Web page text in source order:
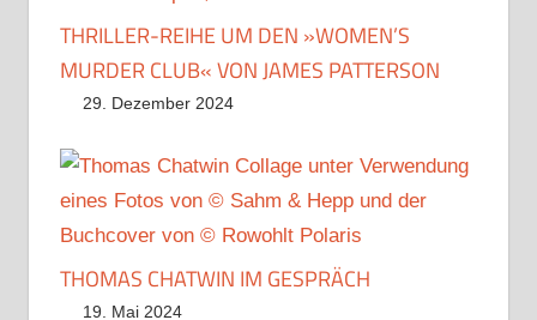
THRILLER-REIHE UM DEN »WOMEN’S
MURDER CLUB« VON JAMES PATTERSON
29. Dezember 2024
THOMAS CHATWIN IM GESPRÄCH
19. Mai 2024